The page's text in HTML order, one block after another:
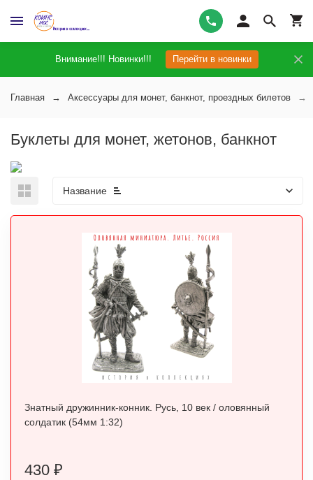
Внимание!!! Новинки!!! Перейти в новинки
Главная Аксессуары для монет, банкнот, проездных билетов
Буклеты для монет, жетонов, банкнот
Название
Знатный дружинник-конник. Русь, 10 век / оловянный
солдатик (54мм 1:32)
430 ₽